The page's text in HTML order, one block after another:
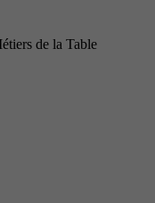
de la Table